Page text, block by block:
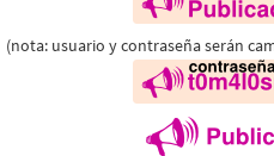
(nota: usuario y contraseña serán